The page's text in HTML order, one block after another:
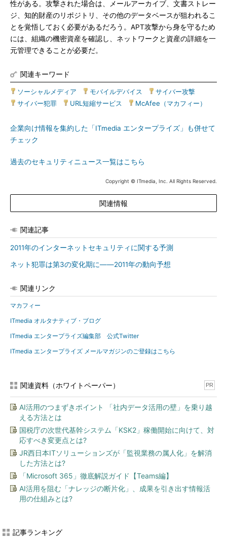
性がある。攻撃された場合は、メールアーカイブ、文書ストレー
ジ、知的財産のリポジトリ、その他のデータベースが狙われるこ
とを覚悟しておく必要があるだろう。APT攻撃から身を守るため
には、組織の機密資産を確認し、ネットワークと資産の詳細を一
元管理できることが必要だ。
関連キーワード
ソーシャルメディア モバイルデバイス サイバー攻撃
サイバー犯罪
URL短縮サービス McAfee（マカフィー）
企業向け情報を集約した「ITmedia エンタープライズ」も併せて
チェック
過去のセキュリティニュース一覧はこちら
Copyright © ITmedia, Inc. All Rights Reserved.
関連情報
関連記事
2011年のインターネットセキュリティに関する予測
ネット犯罪は第3の変化期に――2011年の動向予想
関連リンク
マカフィー
ITmedia オルタナティブ・ブログ
ITmedia エンタープライズ編集部 公式Twitter
ITmedia エンタープライズ メールマガジンのご登録はこちら
関連資料（ホワイトペーパー） PR
AI活用のつまずきポイント 「社内データ活用の壁」を乗り越
える方法とは
国税庁の次世代基幹システム「KSK2」稼働開始に向けて、対
応すべき変更点とは?
JR西日本ITソリューションズが「監視業務の属人化」を解消
した方法とは?
「Microsoft 365」徹底解説ガイド【Teams編】
AI活用を阻む「ナレッジの断片化」、成果を引き出す情報活
用の仕組みとは?
記事ランキング